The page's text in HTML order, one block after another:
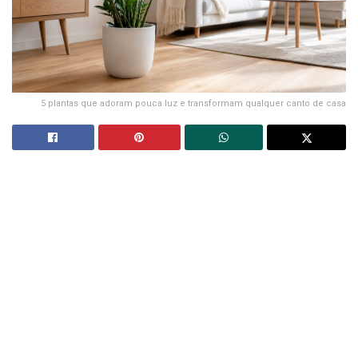
5 plantas que adoram pouca luz e transformam qualquer canto de casa